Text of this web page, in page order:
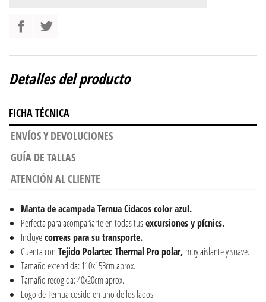
Detalles del producto
FICHA TÉCNICA
ENVÍOS Y DEVOLUCIONES
GUÍA DE TALLAS
ATENCIÓN AL CLIENTE
Manta de acampada Ternua Cidacos color azul.
Perfecta para acompañarte en todas tusexcursiones y pícnics.
Incluyecorreas para su transporte.
Cuenta con Tejido Polartec Thermal Pro polar, muy aislante y suave.
Tamaño extendida: 110x153cm aprox.
Tamaño recogida: 40x20cm aprox.
Logo de Ternua cosido en uno de los lados